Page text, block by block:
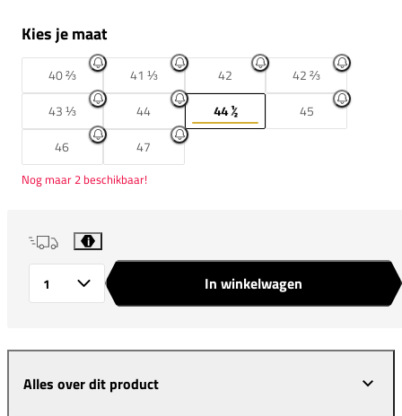
Kies je maat
40 ⅔ 41 ⅓ 42
42 ⅔
43 ⅓
44 44 ½
45
46
47
Nog maar 2 beschikbaar!
i
In winkelwagen
Alles over dit product